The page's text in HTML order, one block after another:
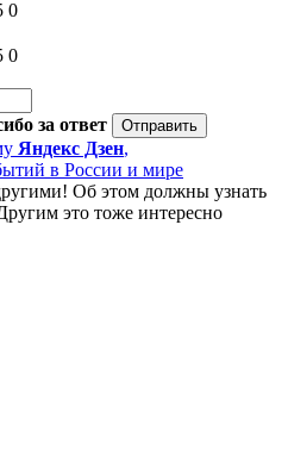
0
0
за ответ
Яндекс Дзен,
в России и мире
Об этом должны узнать
это тоже интересно